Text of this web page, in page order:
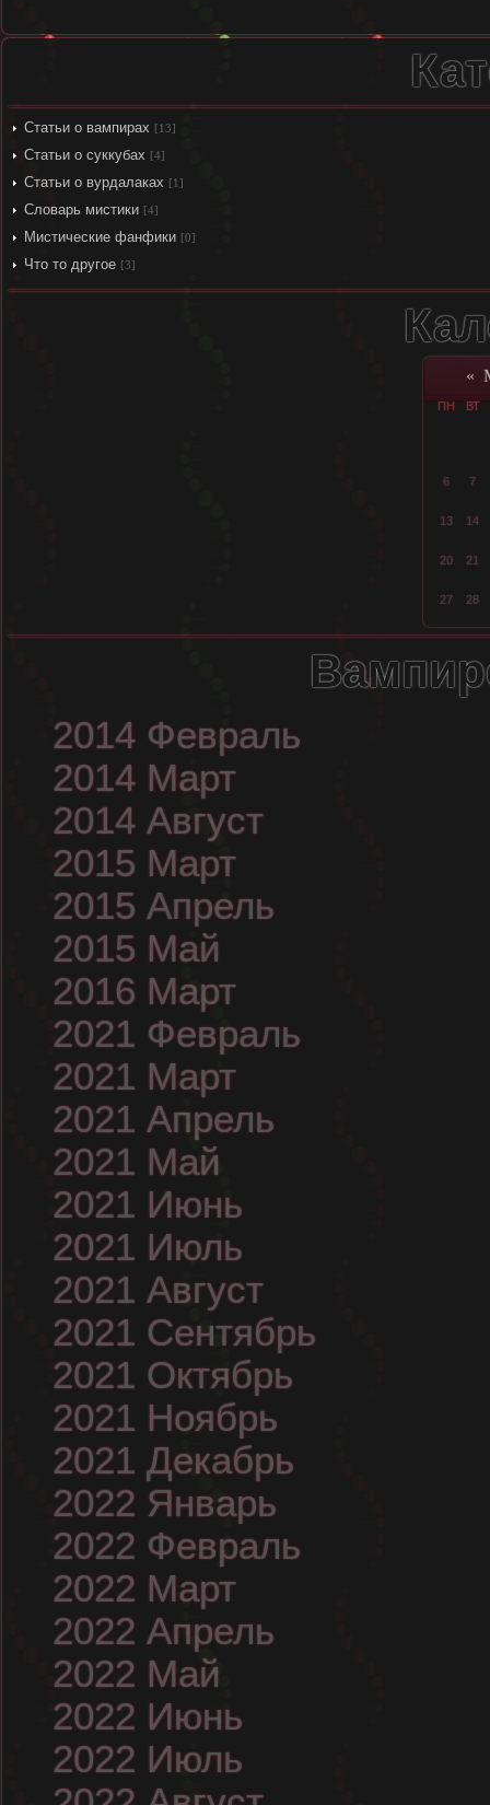
Статьи о вампирах [13]
Статьи о суккубах [4]
Статьи о вурдалаках [1]
Словарь мистики [4]
Мистические фанфики [0]
Что то другое [3]
«
ПН ВТ
6 7
13 14
20 21
27 28
2014 Февраль
2014 Март
2014 Август
2015 Март
2015 Апрель
2015 Май
2016 Март
2021 Февраль
2021 Март
2021 Апрель
2021 Май
2021 Июнь
2021 Июль
2021 Август
2021 Сентябрь
2021 Октябрь
2021 Ноябрь
2021 Декабрь
2022 Январь
2022 Февраль
2022 Март
2022 Апрель
2022 Май
2022 Июнь
2022 Июль